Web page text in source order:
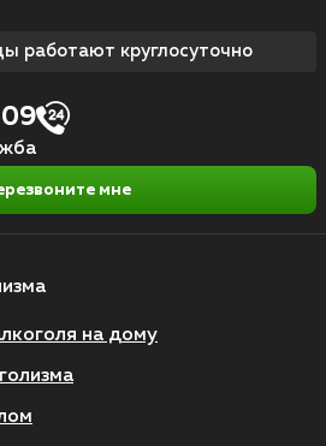
на дому
работают круглосуточно
мне